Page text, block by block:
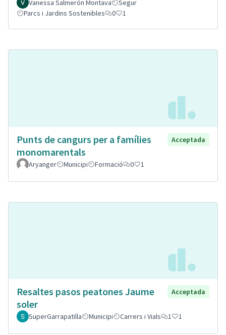
Vanessa Salmerón Montava
Segur
Parcs i Jardins Sostenibles
0 1
Punts de cangurs per a famílies
monomarentals
Acceptada
Aryanger Municipi Formació 0 1
Resaltes pasos peatones Jaume
soler
Acceptada
SuperGarrapatilla Municipi Carrers i Vials 1 1